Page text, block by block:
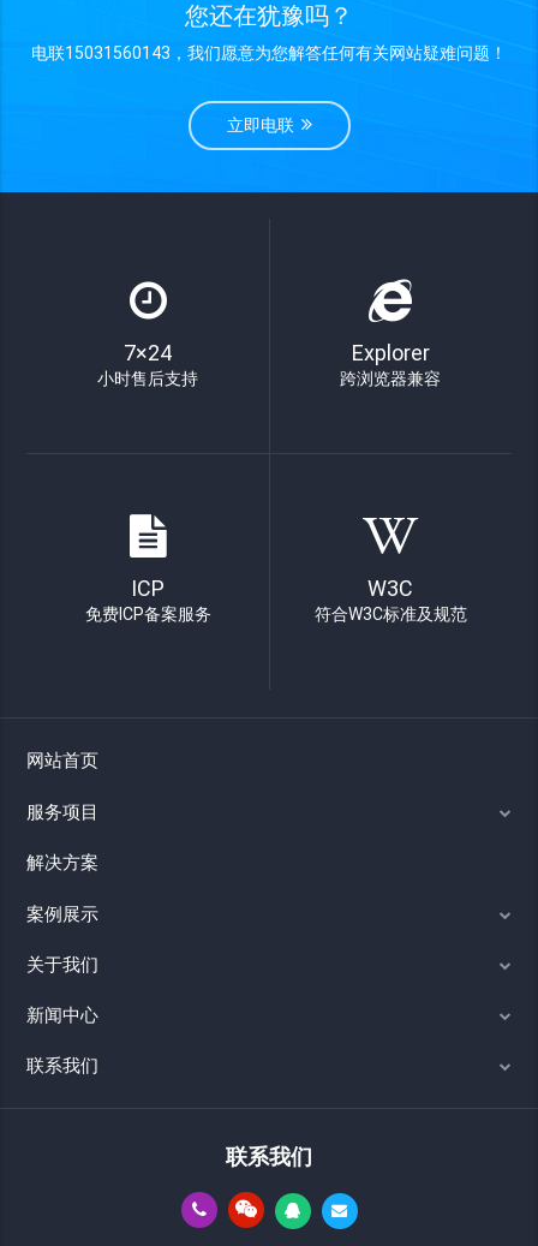
您还在犹豫吗？
电联15031560143，我们愿意为您解答任何有关网站疑难问题！
立即电联
7×24
小时售后支持
Explorer
跨浏览器兼容
ICP
免费ICP备案服务
W3C
符合W3C标准及规范
网站首页
服务项目
解决方案
案例展示
关于我们
新闻中心
联系我们
联系我们